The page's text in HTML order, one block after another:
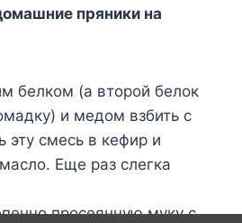
пряники на
белком (а второй белок
и медом взбить с
эту смесь в кефир и
Еще раз слегка
просеянную муку с